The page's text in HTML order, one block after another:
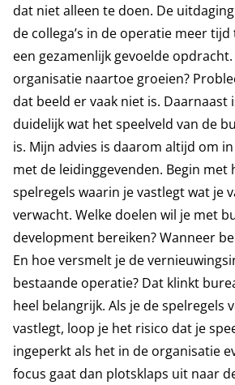
dat niet alleen te doen. De
de collega’s in de operatie meer
een gezamenlijk gevoelde
organisatie naartoe groeien?
dat beeld er vaak niet is. Daarnaast
duidelijk wat het speelveld van de
is. Mijn advies is daarom altijd om
met de leidinggevenden. Begin met
spelregels waarin je vastlegt wat je
verwacht. Welke doelen wil je met
development bereiken? Wanneer
En hoe versmelt je de
bestaande operatie? Dat klinkt
heel belangrijk. Als je de spelregels
vastlegt, loop je het risico dat je
ingeperkt als het in de organisatie
focus gaat dan plotsklaps uit naar